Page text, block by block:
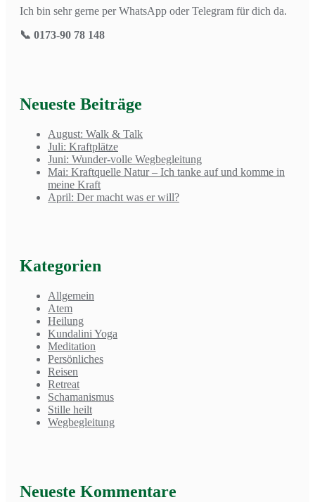
Ich bin sehr gerne per WhatsApp oder Telegram für dich da.
📞 0173-90 78 148
Neueste Beiträge
August: Walk & Talk
Juli: Kraftplätze
Juni: Wunder-volle Wegbegleitung
Mai: Kraftquelle Natur – Ich tanke auf und komme in
meine Kraft
April: Der macht was er will?
Kategorien
Allgemein
Atem
Heilung
Kundalini Yoga
Meditation
Persönliches
Reisen
Retreat
Schamanismus
Stille heilt
Wegbegleitung
Neueste Kommentare